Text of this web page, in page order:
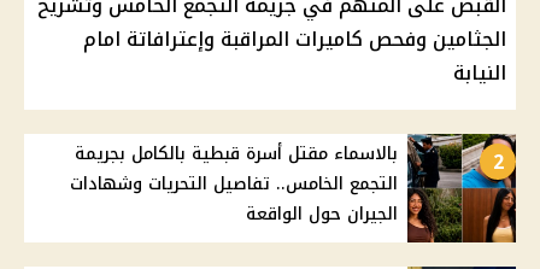
الجثامين وفحص كاميرات المراقبة وإعترافاتة امام
النيابة
2
بالاسماء مقتل أسرة قبطية بالكامل بجريمة
التجمع الخامس.. تفاصيل التحريات وشهادات
الجيران حول الواقعة